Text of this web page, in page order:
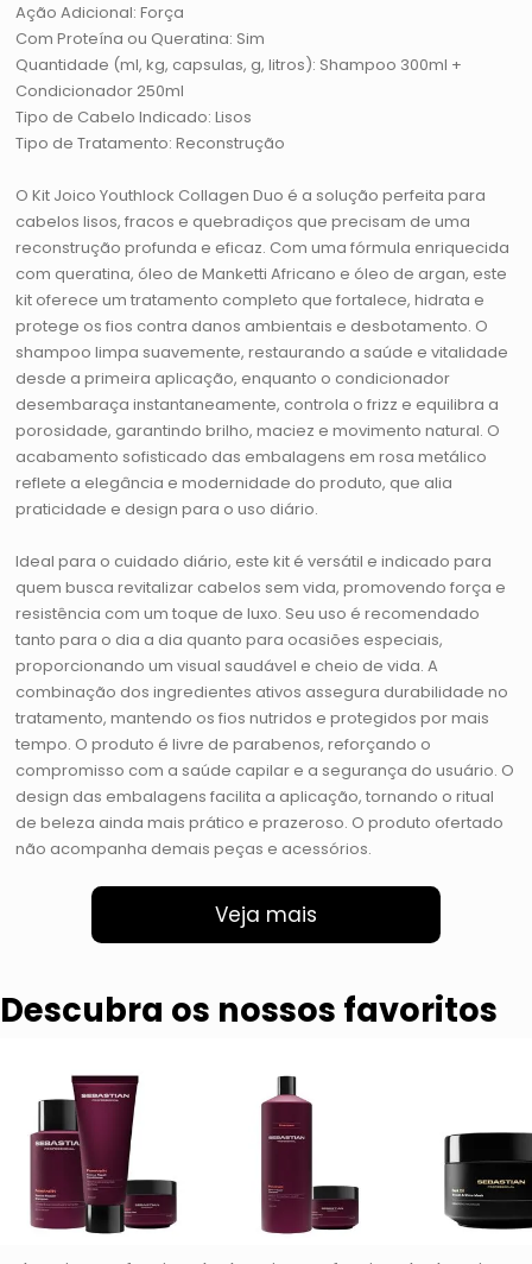
Ação Adicional: Força
Com Proteína ou Queratina: Sim
Quantidade (ml, kg, capsulas, g, litros): Shampoo 300ml +
Condicionador 250ml
Tipo de Cabelo Indicado: Lisos
Tipo de Tratamento: Reconstrução
O Kit Joico Youthlock Collagen Duo é a solução perfeita para
cabelos lisos, fracos e quebradiços que precisam de uma
reconstrução profunda e eficaz. Com uma fórmula enriquecida
com queratina, óleo de Manketti Africano e óleo de argan, este
kit oferece um tratamento completo que fortalece, hidrata e
protege os fios contra danos ambientais e desbotamento. O
shampoo limpa suavemente, restaurando a saúde e vitalidade
desde a primeira aplicação, enquanto o condicionador
desembaraça instantaneamente, controla o frizz e equilibra a
porosidade, garantindo brilho, maciez e movimento natural. O
acabamento sofisticado das embalagens em rosa metálico
reflete a elegância e modernidade do produto, que alia
praticidade e design para o uso diário.
Ideal para o cuidado diário, este kit é versátil e indicado para
quem busca revitalizar cabelos sem vida, promovendo força e
resistência com um toque de luxo. Seu uso é recomendado
tanto para o dia a dia quanto para ocasiões especiais,
proporcionando um visual saudável e cheio de vida. A
combinação dos ingredientes ativos assegura durabilidade no
tratamento, mantendo os fios nutridos e protegidos por mais
tempo. O produto é livre de parabenos, reforçando o
compromisso com a saúde capilar e a segurança do usuário. O
design das embalagens facilita a aplicação, tornando o ritual
de beleza ainda mais prático e prazeroso. O produto ofertado
não acompanha demais peças e acessórios.
Veja mais
Descubra os nossos favoritos